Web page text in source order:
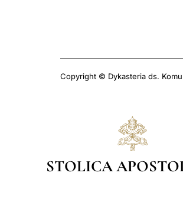
Copyright © Dykasteria ds.
STOLICA